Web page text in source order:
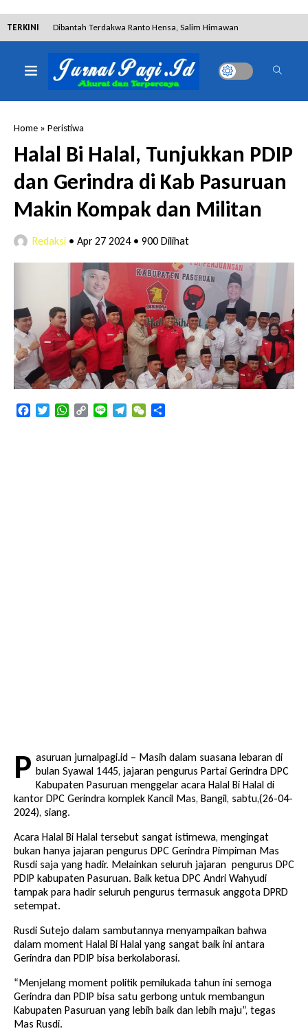
TERKINI Dibantah Terdakwa Ranto Hensa, Salim Himawan
Tetap Pada Keterangannya
Lakukan Pencurian dengan Pemberatan,
Muhammad Syifa Dihukum 4 Bulan Penjara
RSUD Bangil Raih Penghargaan Internasional WSO,
Perkuat Layanan Code Stroke Lewat Webinar
Hakim Sebut Saksi Beruntung Tak Terseret Perkara
Angkutan Bawang Bombay Tak Sesuai Dokumen
Home » Peristiwa
Halal Bi Halal, Tunjukkan PDIP
dan Gerindra di Kab Pasuruan
Makin Kompak dan Militan
Redaksi • Apr 27 2024• 900 Dilihat
FacebookTwitterWhatsApp
Copy
Line TelegramWeChat
P asuruan jurnalpagi.id – Masih dalam suasana lebaran di
bulan Syawal 1445, jajaran pengurus Partai Gerindra DPC
Kabupaten Pasuruan menggelar acara Halal Bi Halal di
kantor DPC Gerindra komplek Kancil Mas, Bangil, sabtu,(26-04-
2024), siang.
Acara Halal Bi Halal tersebut sangat istimewa, mengingat
bukan hanya jajaran pengurus DPC Gerindra Pimpiman Mas
Rusdi saja yang hadir. Melainkan seluruh jajaran pengurus DPC
PDIP kabupaten Pasuruan. Baik ketua DPC Andri Wahyudi
tampak para hadir seluruh pengurus termasuk anggota DPRD
setempat.
Rusdi Sutejo dalam sambutannya menyampaikan bahwa
dalam moment Halal Bi Halal yang sangat baik ini antara
Gerindra dan PDIP bisa berkolaborasi.
“Menjelang moment politik pemilukada tahun ini semoga
Gerindra dan PDIP bisa satu gerbong untuk membangun
Kabupaten Pasuruan yang lebih baik dan lebih maju”, tegas
Mas Rusdi.